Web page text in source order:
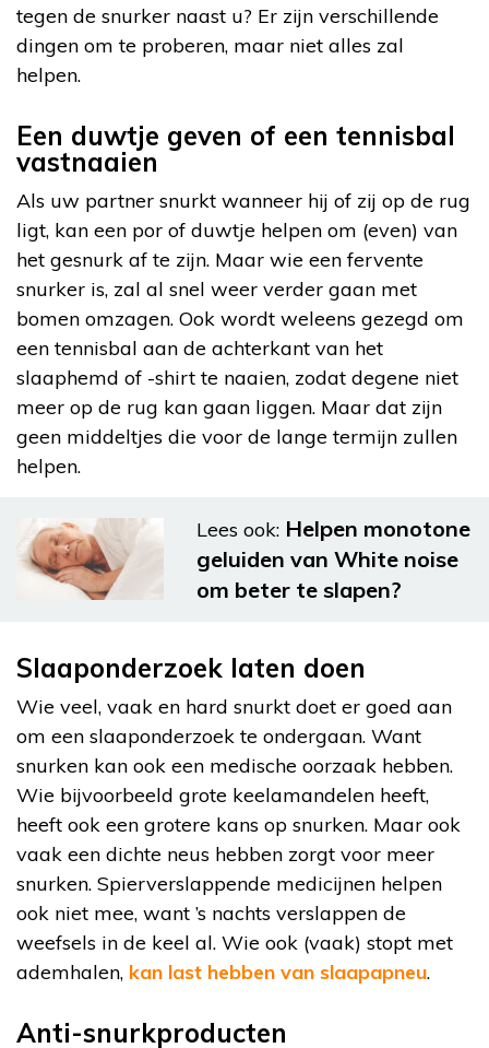
tegen de snurker naast u? Er zijn verschillende
dingen om te proberen, maar niet alles zal
helpen.
Een duwtje geven of een tennisbal
vastnaaien
Als uw partner snurkt wanneer hij of zij op de rug
ligt, kan een por of duwtje helpen om (even) van
het gesnurk af te zijn. Maar wie een fervente
snurker is, zal al snel weer verder gaan met
bomen omzagen. Ook wordt weleens gezegd om
een tennisbal aan de achterkant van het
slaaphemd of -shirt te naaien, zodat degene niet
meer op de rug kan gaan liggen. Maar dat zijn
geen middeltjes die voor de lange termijn zullen
helpen.
Lees ook: Helpen monotone
geluiden van White noise
om beter te slapen?
Slaaponderzoek laten doen
Wie veel, vaak en hard snurkt doet er goed aan
om een slaaponderzoek te ondergaan. Want
snurken kan ook een medische oorzaak hebben.
Wie bijvoorbeeld grote keelamandelen heeft,
heeft ook een grotere kans op snurken. Maar ook
vaak een dichte neus hebben zorgt voor meer
snurken. Spierverslappende medicijnen helpen
ook niet mee, want ’s nachts verslappen de
weefsels in de keel al. Wie ook (vaak) stopt met
ademhalen, kan last hebben van slaapapneu.
Anti-snurkproducten